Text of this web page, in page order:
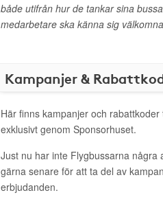
både utifrån hur de tankar sina
medarbetare ska känna sig
Kampanjer &
Här finns kampanjer och
exklusivt genom Sponsorhuset.
Just nu har inte Flygbussarna några
gärna senare för att ta del av
erbjudanden.